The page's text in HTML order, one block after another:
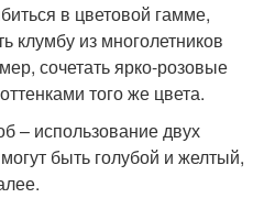
в цветовой гамме,
клумбу из многолетников
сочетать ярко-розовые
того же цвета.
– использование двух
быть голубой и желтый,